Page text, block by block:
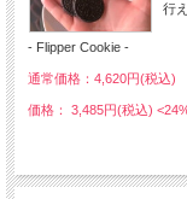
行
- Flipper Cookie -
通常価格：4,620円(税込)
価格： 3,485円(税込)